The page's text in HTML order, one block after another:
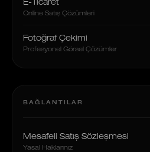
E-Ticaret
Online Satış Çözümleri
Fotoğraf Çekimi
Profesyonel Görsel Çözümler
BAĞLANTILAR
Mesafeli Satış Sözleşmesi
Yasal Haklarınız